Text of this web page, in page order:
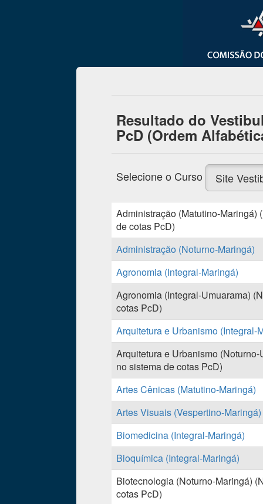
Resultado do
PcD (Ordem
Selecione o Curso Site
Administração (Matutino-
de cotas PcD)
Administração (Noturno-Maringá)
Agronomia (Integral-Maringá)
Agronomia (Integral-Umuarama)
cotas PcD)
Arquitetura e Urbanismo (Integral-
Arquitetura e Urbanismo
no sistema de cotas PcD)
Artes Cênicas (Matutino-Maringá)
Artes Visuais (Vespertino-Maringá)
Biomedicina (Integral-Maringá)
Bioquímica (Integral-Maringá)
Biotecnologia (Noturno-Maringá)
cotas PcD)